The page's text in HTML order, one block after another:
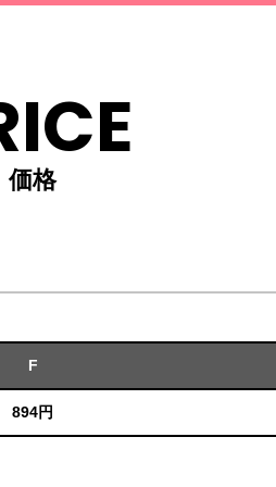
価格
F
894円